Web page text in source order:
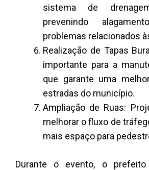
sistema de
prevenindo
problemas relacionados
Realização de Tapas
importante para a
que garante uma
estradas do município.
Ampliação de Ruas:
melhorar o fluxo de
mais espaço para
Durante o evento, o prefeito